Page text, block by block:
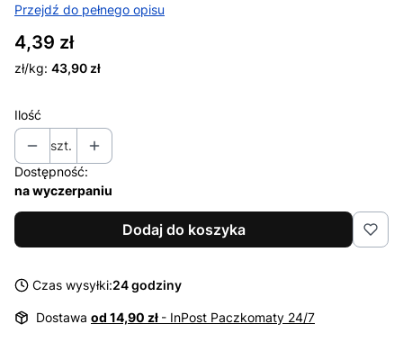
Przejdź do pełnego opisu
Cena
4,39 zł
zł/kg: 43,90 zł
Ilość
szt.
Dostępność:
na wyczerpaniu
Dodaj do koszyka
Czas wysyłki:24 godziny
Dostawa od 14,90 zł - InPost Paczkomaty 24/7